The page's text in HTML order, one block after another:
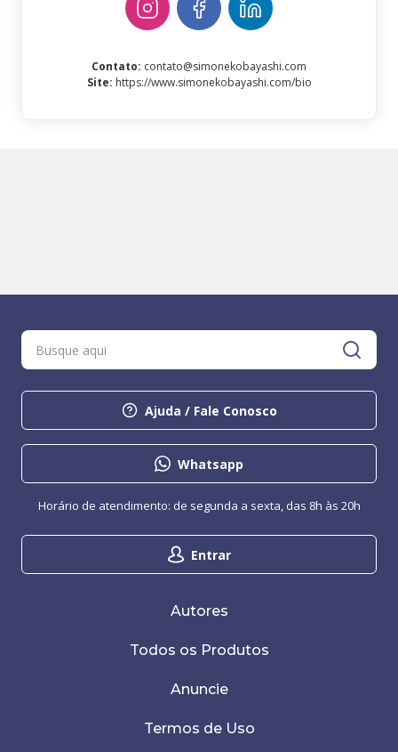
Contato: contato@simonekobayashi.com
Site: https://www.simonekobayashi.com/bio
Ajuda / Fale Conosco
Whatsapp
Entrar
Horário de atendimento: de segunda a sexta, das 8h às 20h
Autores
Todos os Produtos
Anuncie
Termos de Uso